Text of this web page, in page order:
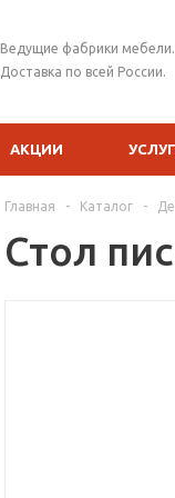
Ведущие фабрики мебели.
Доставка по всей России.
АКЦИИ
Главная - Каталог -
Стол